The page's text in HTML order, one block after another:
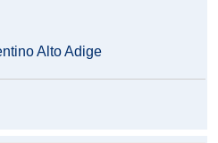
Alto Adige